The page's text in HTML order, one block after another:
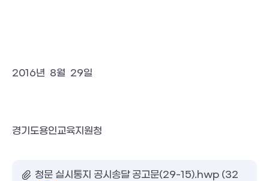
2016년  8월  29일
경기도용인교육지원청
청문 실시통지 공시송달 공고문(29-15).hwp (32